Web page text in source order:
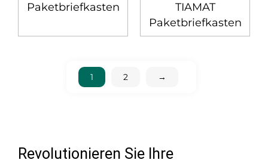
Paketbriefkasten
TIAMAT
Paketbriefkasten
1 2 →
Revolutionieren Sie Ihre